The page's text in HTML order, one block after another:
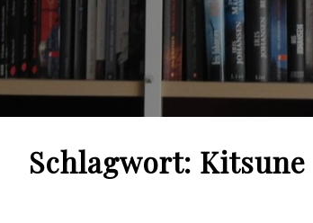
Schlagwort: Kitsune